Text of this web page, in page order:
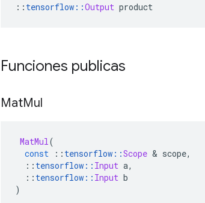
:: tensorflow ::Output product
Funciones publicas
MatMul
MatMul(
const
:: tensorflow ::Scope & scope,
:: tensorflow :: Input a,
:: tensorflow :: Input b
)